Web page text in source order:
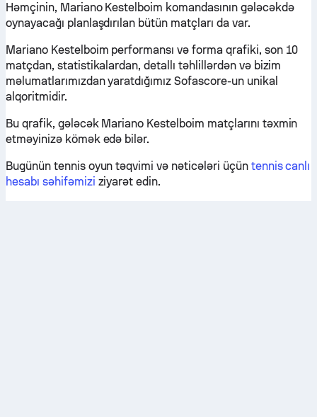
Həmçinin, Mariano Kestelboim komandasının gələcəkdə
oynayacağı planlaşdırılan bütün matçları da var.
Mariano Kestelboim performansı və forma qrafiki, son 10
matçdan, statistikalardan, detallı təhlillərdən və bizim
məlumatlarımızdan yaratdığımız Sofascore-un unikal
alqoritmidir.
Bu qrafik, gələcək Mariano Kestelboim matçlarını təxmin
etməyinizə kömək edə bilər.
Bugünün tennis oyun təqvimi və nəticələri üçün tennis canlı
hesabı səhifəmizi ziyarət edin.